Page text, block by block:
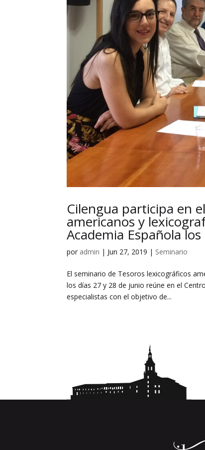
Cilengua participa en
americanos y
Academia Española
por admin | Jun 27, 2019 | Seminario
El seminario de Tesoros lexicográficos
los días 27 y 28 de junio reúne en el
especialistas con el objetivo de...